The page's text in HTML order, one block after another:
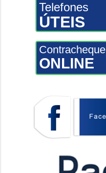
Telefones
ÚTEIS
Contracheque
ONLINE